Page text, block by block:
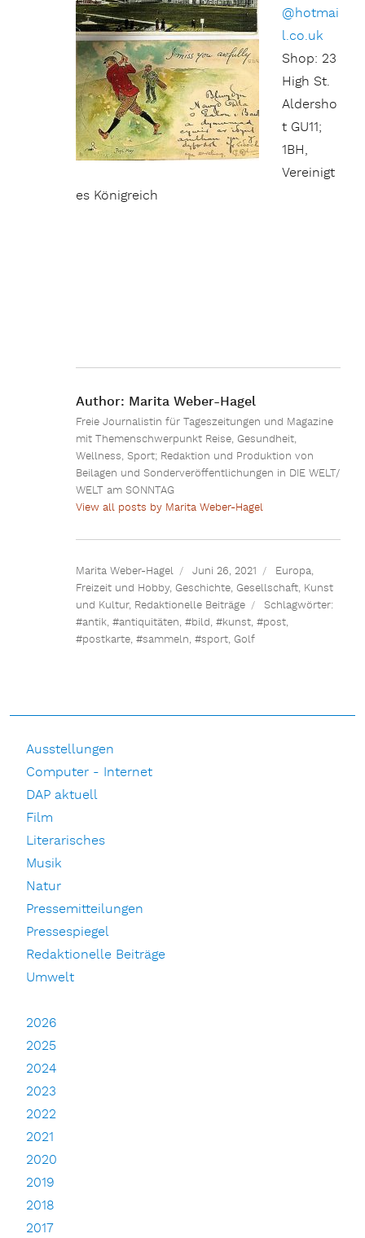
@hotmai
l.co.uk
Shop: 23
High St.
Aldersho
t GU11;
1BH,
Vereinigt
es Königreich
Author: Marita Weber-Hagel
Freie Journalistin für Tageszeitungen und Magazine
mit Themenschwerpunkt Reise, Gesundheit,
Wellness, Sport; Redaktion und Produktion von
Beilagen und Sonderveröffentlichungen in DIE WELT/
WELT am SONNTAG
View all posts by Marita Weber-Hagel
Marita Weber-Hagel Juni 26, 2021 Europa,
Freizeit und Hobby, Geschichte, Gesellschaft, Kunst
und Kultur, Redaktionelle Beiträge
Schlagwörter:
#antik,#antiquitäten,#bild,#kunst,#post,
#postkarte,#sammeln,#sport, Golf
Ausstellungen
Computer - Internet
DAP aktuell
Film
Literarisches
Musik
Natur
Pressemitteilungen
Pressespiegel
Redaktionelle Beiträge
Umwelt
2026
2025
2024
2023
2022
2021
2020
2019
2018
2017